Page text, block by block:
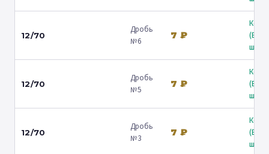
12/70
Дробь
№6
7 ₽
ш.) ↗
12/70
Дробь
№5
7 ₽
ш.) ↗
12/70
Дробь
№3
7 ₽
ш.) ↗